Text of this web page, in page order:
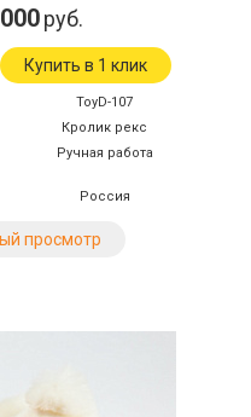
руб.
Купить в 1 клик
ToyD-107
Кролик рекс
Ручная работа
Россия
просмотр